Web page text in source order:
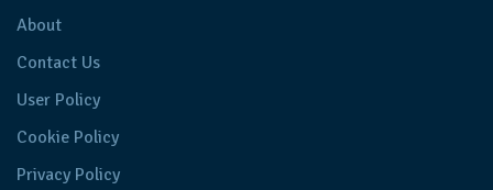
About
Contact Us
User Policy
Cookie Policy
Privacy Policy